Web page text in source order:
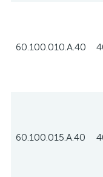
60.100.010.А.40
60.100.015.А.40